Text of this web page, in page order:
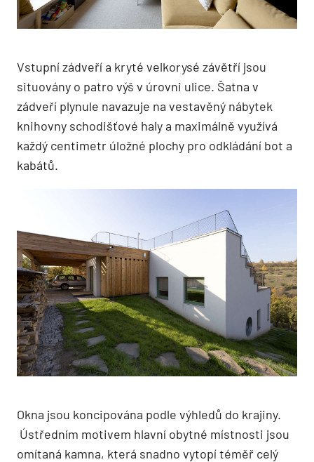
Vstupní zádveří a kryté velkorysé závětří jsou
situovány o patro výš v úrovni ulice. Šatna v
zádveří plynule navazuje na vestavěný nábytek
knihovny schodišťové haly a maximálně využívá
každý centimetr úložné plochy pro odkládání bot a
kabátů.
Okna jsou koncipována podle výhledů do krajiny.
Ústředním motivem hlavní obytné místnosti jsou
omítaná kamna, která snadno vytopí téměř celý